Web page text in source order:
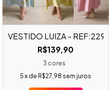
VESTIDO LUIZA -
R$139,90
3 cores
5 x de R$27,98 sem juros